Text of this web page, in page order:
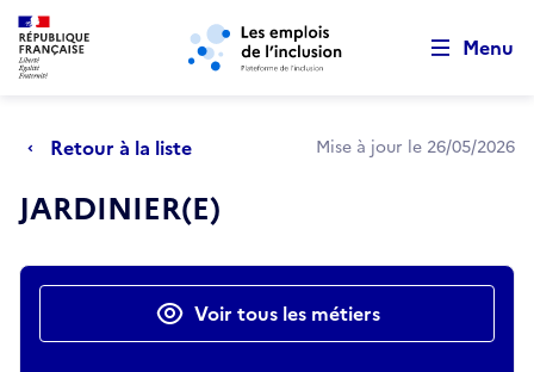
Aller au menu principal Aller au contenu principal
Menu
Retour à la liste Mise à jour le 26/05/2026
JARDINIER(E)
Actions rapidesVoir tous les métiers
Retour au début de la page
Panneau de gestion des cookies